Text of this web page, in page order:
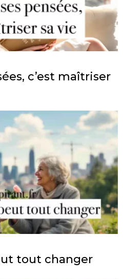
c’est maîtriser
tout changer